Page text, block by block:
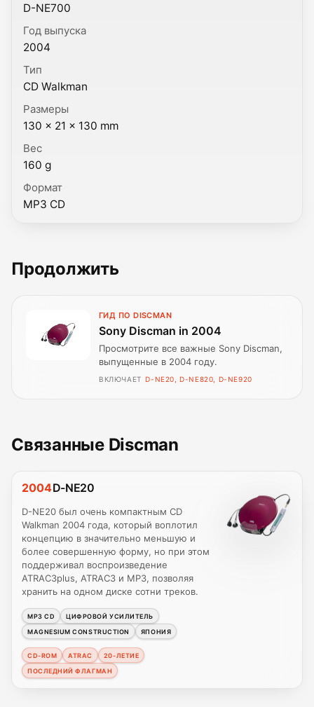
D-NE700
Год выпуска
2004
Тип
CD Walkman
Размеры
130 × 21 × 130 mm
Вес
160 g
Формат
MP3 CD
Продолжить
ГИД ПО DISCMAN
Sony Discman in 2004
Просмотрите все важные Sony Discman,
выпущенные в 2004 году.
ВКЛЮЧАЕТ D-NE20, D-NE820, D-NE920
Связанные Discman
2004D-NE20
D-NE20 был очень компактным CD
Walkman 2004 года, который воплотил
концепцию в значительно меньшую и
более совершенную форму, но при этом
поддерживал воспроизведение
ATRAC3plus, ATRAC3 и MP3, позволяя
хранить на одном диске сотни треков.
MP3 CD
ЦИФРОВОЙ УСИЛИТЕЛЬ
MAGNESIUM CONSTRUCTION
ЯПОНИЯ
CD-ROM ATRAC
20-ЛЕТИЕ
ПОСЛЕДНИЙ ФЛАГМАН